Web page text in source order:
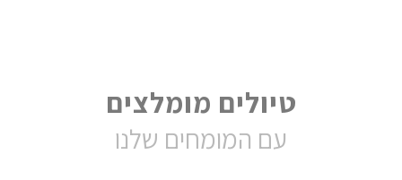
טיולים מומלצים
עם המומחים שלנו